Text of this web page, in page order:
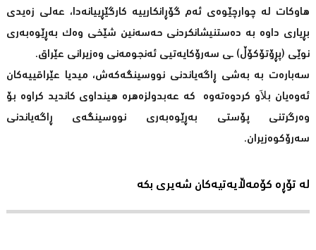
هاوکات لە چوارچێوەی ئەم گۆڕانکارییە کارگێڕییانەدا، عەلی زەیدی
بڕیاری داوە بە دەستنیشانکردنی حەسەنین شێخی وەک بەڕێوەبەری
نوێی (پڕۆتۆکۆڵ) ـى سەرۆکایەتیی ئەنجومەنی وەزیرانی عێراق.
سەبارەت بە بەشی ڕاگەیاندنی نووسینگەکەش، میدیا عێراقییەکان
ئەوەیان بلاَو کردوەتەوە کە عەبدولزەهرە هینداوی کاندید کراوە بۆ
وەرگرتنی پۆستی بەڕێوەبەری نووسینگەی ڕاگەیاندنی
سەرۆکوەزیران.
لە تۆڕە کۆمەڵایەتیەکان شەیری بکە